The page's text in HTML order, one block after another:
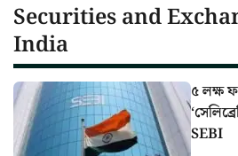
Securities and
India
৫ লক্ষ
SEBI